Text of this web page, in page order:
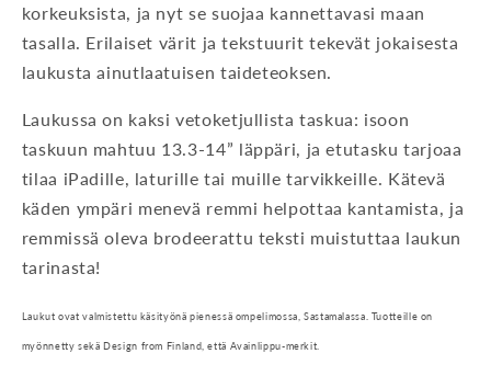
korkeuksista, ja nyt se suojaa kannettavasi maan
tasalla. Erilaiset värit ja tekstuurit tekevät jokaisesta
laukusta ainutlaatuisen taideteoksen.
Laukussa on kaksi vetoketjullista taskua: isoon
taskuun mahtuu 13.3-14” läppäri, ja etutasku tarjoaa
tilaa iPadille, laturille tai muille tarvikkeille. Kätevä
käden ympäri menevä remmi helpottaa kantamista, ja
remmissä oleva brodeerattu teksti muistuttaa laukun
tarinasta!
Laukut ovat valmistettu käsityönä pienessä ompelimossa, Sastamalassa. Tuotteille on
myönnetty sekä Design from Finland, että Avainlippu-merkit.